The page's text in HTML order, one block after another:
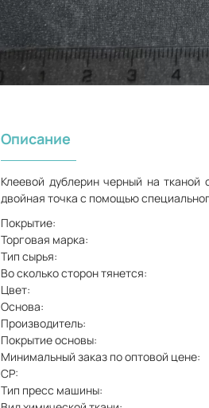
Описание
Клеевой дублерин черный на
двойная точка с помощью
Покрытие:
Торговая марка:
Тип сырья:
Во сколько сторон тянется:
Цвет:
Основа:
Производитель:
Покрытие основы:
Минимальный заказ по оптовой цене:
СР:
Тип пресс машины: